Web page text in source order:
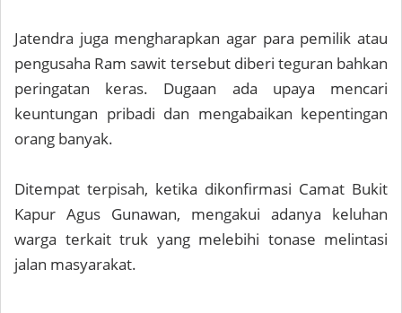
Jatendra juga mengharapkan agar para pemilik atau
pengusaha Ram sawit tersebut diberi teguran bahkan
peringatan keras. Dugaan ada upaya mencari
keuntungan pribadi dan mengabaikan kepentingan
orang banyak.
Ditempat terpisah, ketika dikonfirmasi Camat Bukit
Kapur Agus Gunawan, mengakui adanya keluhan
warga terkait truk yang melebihi tonase melintasi
jalan masyarakat.